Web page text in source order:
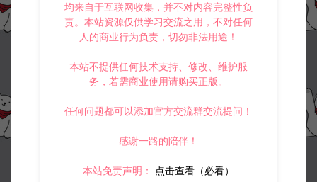
资源下载
18 星钻，请先
均来自于互联网收集，并不对内容完整性负
责。本站资源仅供学习交流之用，不对任何
人的商业行为负责，切勿非法用途！
本站不提供任何技术支持、修改、维护服
务，若需商业使用请购买正版。
任何问题都可以添加官方交流群交流提问！
感谢一路的陪伴！
本站免责声明： 点击查看（必看）